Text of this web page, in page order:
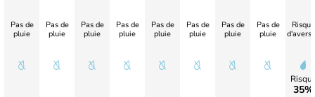
Pas de
pluie
Pas de
pluie
Pas de
pluie
Pas de
pluie
Pas de
pluie
Pas de
pluie
Pas de
pluie
Pas de
pluie
Risque
35%